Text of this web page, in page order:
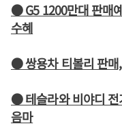
● G5 1200만대 판매
수혜
● 쌍용차 티볼리 판매
● 테슬라와 비야디 전
음마